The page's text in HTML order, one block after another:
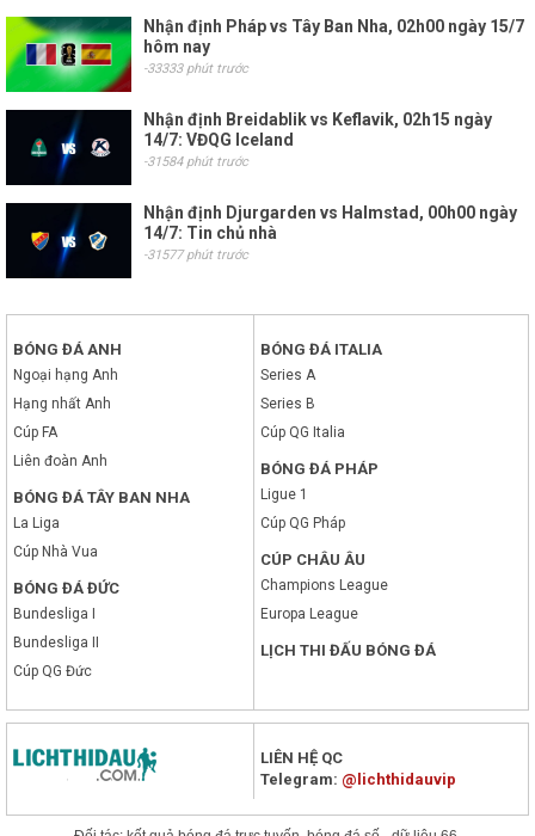
Nhận định Pháp vs Tây Ban Nha, 02h00 ngày 15/7
hôm nay
-33333 phút trước
Nhận định Breidablik vs Keflavik, 02h15 ngày
14/7: VĐQG Iceland
-31584 phút trước
Nhận định Djurgarden vs Halmstad, 00h00 ngày
14/7: Tin chủ nhà
-31577 phút trước
BÓNG ĐÁ ANH
Ngoại hạng Anh
Hạng nhất Anh
Cúp FA
Liên đoàn Anh
BÓNG ĐÁ TÂY BAN NHA
La Liga
Cúp Nhà Vua
BÓNG ĐÁ ĐỨC
Bundesliga I
Bundesliga II
Cúp QG Đức
BÓNG ĐÁ ITALIA
Series A
Series B
Cúp QG Italia
BÓNG ĐÁ PHÁP
Ligue 1
Cúp QG Pháp
CÚP CHÂU ÂU
Champions League
Europa League
LỊCH THI ĐẤU BÓNG ĐÁ
LIÊN HỆ QC
Telegram: @lichthidauvip
x